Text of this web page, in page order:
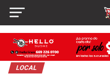
LOCAL